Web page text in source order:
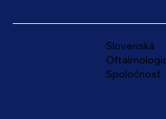
Slovenská
Spoločnosť